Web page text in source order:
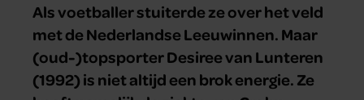
Als voetballer stuiterde ze over het veld
met de Nederlandse Leeuwinnen. Maar
(oud-)topsporter Desiree van Lunteren
(1992) is niet altijd een brok energie. Ze